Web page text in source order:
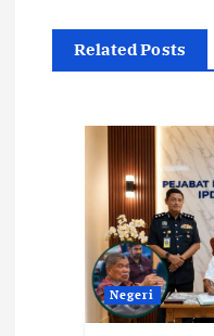
v
Related Posts
Negeri